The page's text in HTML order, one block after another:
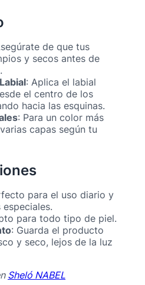
de que tus
y secos antes de
: Aplica el labial
el centro de los
hacia las esquinas.
: Para un color más
capas según tu
para el uso diario y
para todo tipo de piel.
: Guarda el producto
y seco, lejos de la luz
Sheló NABEL